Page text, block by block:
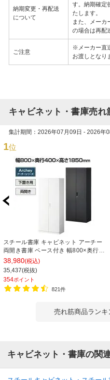
納期変更・再配送
について
す。納期確定
たします。
また、メーカ
の場合は再配
ご注意
※メーカー直
お渡しとなり
キャビネット・書庫売
集計期間：2026年07月09日 - 2026年
1位
スチール書庫 キャビネット アーチー
両開き書庫 ベース付き 幅800×奥行
400×高さ1850mm
38,980(税込)
35,437(税抜)
354ポイント
821件
売れ筋商品ランキ
キャビネット・書庫の関